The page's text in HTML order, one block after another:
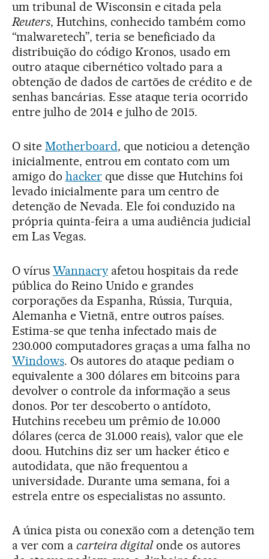
um tribunal de Wisconsin e citada pela
Reuters, Hutchins, conhecido também como
“malwaretech”, teria se beneficiado da
distribuição do código Kronos, usado em
outro ataque cibernético voltado para a
obtenção de dados de cartões de crédito e de
senhas bancárias. Esse ataque teria ocorrido
entre julho de 2014 e julho de 2015.
O site Motherboard, que noticiou a detenção
inicialmente, entrou em contato com um
amigo do hackerque disse que Hutchins foi
levado inicialmente para um centro de
detenção de Nevada. Ele foi conduzido na
própria quinta-feira a uma audiência judicial
em Las Vegas.
O vírus Wannacryafetou hospitais da rede
pública do Reino Unido e grandes
corporações da Espanha, Rússia, Turquia,
Alemanha e Vietnã, entre outros países.
Estima-se que tenha infectado mais de
230.000 computadores graças a uma falha no
Windows. Os autores do ataque pediam o
equivalente a 300 dólares em bitcoins para
devolver o controle da informação a seus
donos. Por ter descoberto o antídoto,
Hutchins recebeu um prêmio de 10.000
dólares (cerca de 31.000 reais), valor que ele
doou. Hutchins diz ser um hacker ético e
autodidata, que não frequentou a
universidade. Durante uma semana, foi a
estrela entre os especialistas no assunto.
A única pista ou conexão com a detenção tem
a ver com a carteira digital onde os autores